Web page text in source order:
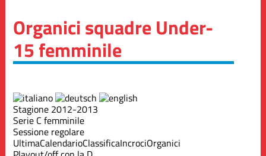
Organici squadre Under-
15 femminile
Stagione 2012-2013
Serie C femminile
Sessione regolare
UltimaCalendarioClassificaIncrociOrganici